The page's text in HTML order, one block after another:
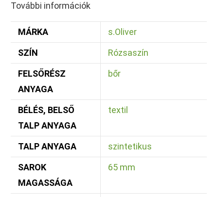
További információk
MÁRKA s.Oliver
SZÍN Rózsaszín
FELSŐRÉSZ
ANYAGA
bőr
BÉLÉS, BELSŐ
TALP ANYAGA
textil
TALP ANYAGA szintetikus
SAROK
MAGASSÁGA
65 mm